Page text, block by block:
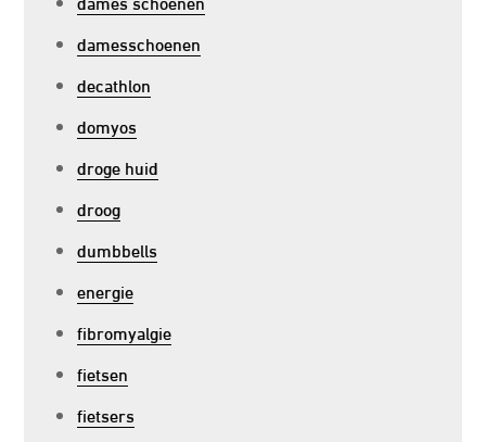
damesschoenen
decathlon
domyos
droge huid
droog
dumbbells
energie
fibromyalgie
fietsen
fietsers